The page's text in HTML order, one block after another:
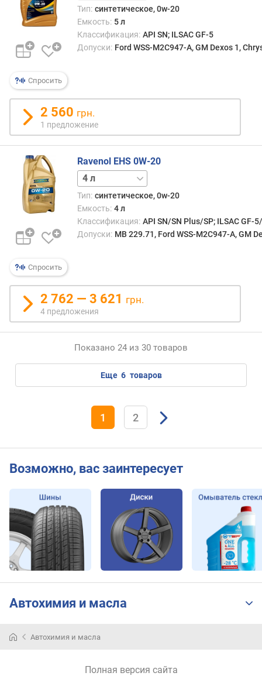
Спросить
Тип: синтетическое, 0w-20
Емкость: 5 л
Классификация: API SN; ILSAC GF-5
Допуски: Ford WSS-M2C947-A, GM Dexos 1,
2 560 грн.
1 предложение
Спросить
Ravenol EHS 0W-20
1 л 5 л
Тип: синтетическое, 0w-20
Емкость: 4 л
Классификация: API SN/SN Plus/SP; ILSAC GF-
Допуски: MB 229.71, Ford WSS-M2C947-A, GM
2 762 — 3 621 грн.
4 предложения
Показано 24 из 30 товаров
еще 6 товаров
1 2
Возможно, вас заинтересует
Автохимия и масла
Автохимия и масла
Полная версия сайта